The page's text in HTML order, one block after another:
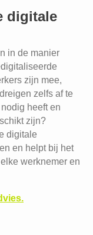
digitale
in de manier
zijn mee,
zelfs af te
heeft en
zijn?
digitale
en helpt bij het
werknemer en